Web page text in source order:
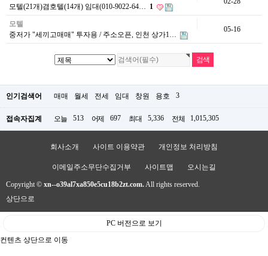
모텔(21개)겸호텔(14개) 임대(010-9022-64… 1
모텔
중저가 "세끼고매매" 투자용 / 주소오픈, 인천 상가1…
05-16
인기검색어 매매 월세 전세 임대 창원 용호 3
접속자집계 오늘 513 어제 697 최대 5,336 전체 1,015,305
회사소개 사이트 이용약관 개인정보 처리방침
이메일주소무단수집거부 사이트맵 오시는길
Copyright © xn--o39al7xa850e5cu18b2zt.com.All rights reserved.
상단으로
PC 버전으로 보기
컨텐츠 상단으로 이동